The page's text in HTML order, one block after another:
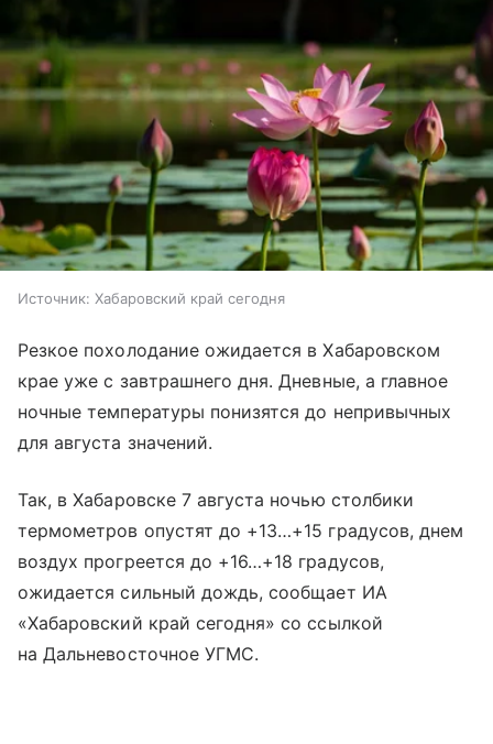
Источник: Хабаровский край сегодня
Резкое похолодание ожидается в Хабаровском
крае уже с завтрашнего дня. Дневные, а главное
ночные температуры понизятся до непривычных
для августа значений.
Так, в Хабаровске 7 августа ночью столбики
термометров опустят до +13…+15 градусов, днем
воздух прогреется до +16…+18 градусов,
ожидается сильный дождь, сообщает ИА
«Хабаровский край сегодня» со ссылкой
на Дальневосточное УГМС.